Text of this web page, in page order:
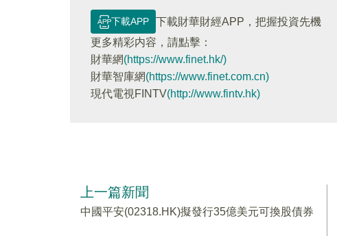
下載APP
下載財華財經APP，把握投資先機
更多精彩内容，請點擊：
財華網(https://www.finet.hk/)
財華智庫網(https://www.finet.com.cn)
現代電視FINTV(http://www.fintv.hk)
上一篇新聞
中國平安(02318.HK)擬發行35億美元可換股債券